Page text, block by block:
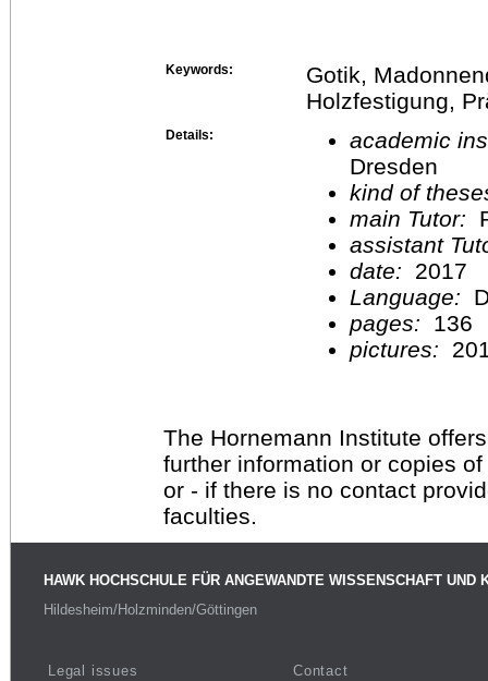
Keywords:
Gotik,
Holzfestigung,
Details:
academic
Dresden
kind of
main Tutor:
assistant
date:
2017
Language:
pages:
136
pictures:
The Hornemann Institute
further information or copies
or - if there is no contact
faculties.
HAWK HOCHSCHULE FÜR ANGEWANDTE WISSENSCHAFT UND
Hildesheim/Holzminden/Göttingen
Legal issues
Contact